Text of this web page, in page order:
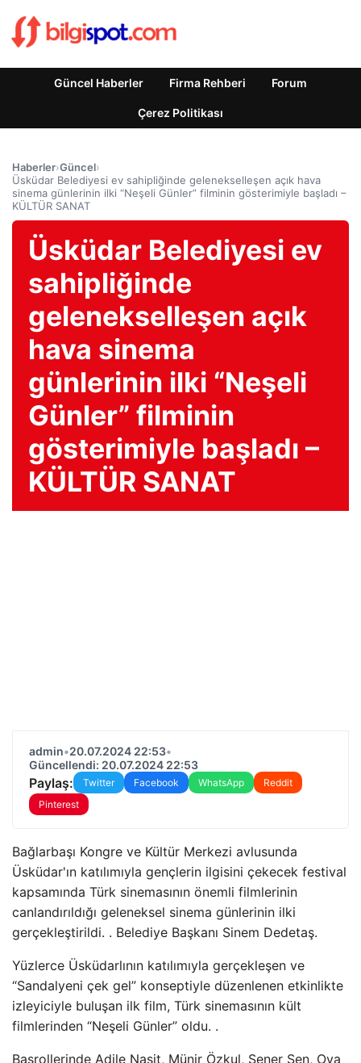
Güncel Haberler Firma Rehberi Forum
Çerez Politikası
Haberler›Güncel›
Üsküdar Belediyesi ev sahipliğinde gelenekselleşen açık hava
sinema günlerinin ilki “Neşeli Günler” filminin gösterimiyle başladı –
KÜLTÜR SANAT
Üsküdar Belediyesi ev
sahipliğinde
gelenekselleşen açık
hava sinema
günlerinin ilki “Neşeli
Günler” filminin
gösterimiyle başladı –
KÜLTÜR SANAT
admin•20.07.2024 22:53•
Güncellendi: 20.07.2024 22:53
Paylaş: Twitter Facebook WhatsApp
Reddit
Pinterest
Bağlarbaşı Kongre ve Kültür Merkezi avlusunda
Üsküdar'ın katılımıyla gençlerin ilgisini çekecek festival
kapsamında Türk sinemasının önemli filmlerinin
canlandırıldığı geleneksel sinema günlerinin ilki
gerçekleştirildi. . Belediye Başkanı Sinem Dedetaş.
Yüzlerce Üsküdarlının katılımıyla gerçekleşen ve
“Sandalyeni çek gel” konseptiyle düzenlenen etkinlikte
izleyiciyle buluşan ilk film, Türk sinemasının kült
filmlerinden “Neşeli Günler” oldu. .
Başrollerinde Adile Naşit, Münir Özkul, Şener Şen, Oya